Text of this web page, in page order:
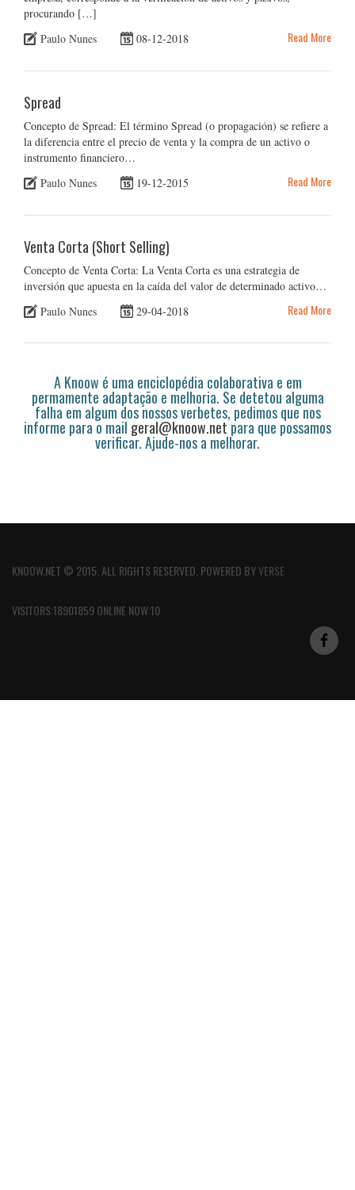
procurando […]
Paulo Nunes
08-12-2018 Read More
Spread
Concepto de Spread: El término Spread (o propagación) se refiere a
la diferencia entre el precio de venta y la compra de un activo o
instrumento financiero…
Paulo Nunes
19-12-2015 Read More
Venta Corta (Short Selling)
Concepto de Venta Corta: La Venta Corta es una estrategia de
inversión que apuesta en la caída del valor de determinado activo…
Paulo Nunes
29-04-2018 Read More
A Knoow é uma enciclopédia colaborativa e em
permamente adaptação e melhoria. Se detetou alguma
falha em algum dos nossos verbetes, pedimos que nos
informe para o mail geral@knoow.netpara que possamos
verificar. Ajude-nos a melhorar.
KNOOW.NET © 2015. ALL RIGHTS RESERVED. POWERED BYVERSE
VISITORS:18901859 ONLINE NOW:10